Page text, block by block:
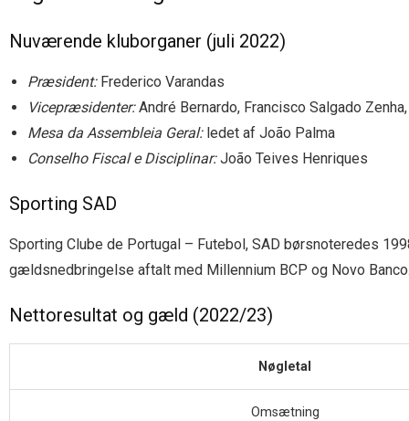
Nuværende kluborganer (juli 2022)
Præsident:Frederico Varandas
Vicepræsidenter:André Bernardo, Francisco Salgado
Mesa da Assembleia Geral:ledet af João Palma
Conselho Fiscal e Disciplinar:João Teives Henriques
Sporting SAD
Sporting Clube de Portugal – Futebol, SAD børsnoteredes
gældsnedbringelse aftalt med Millennium BCP og Novo
Nettoresultat og gæld (2022/23)
Nøgletal
Omsætning